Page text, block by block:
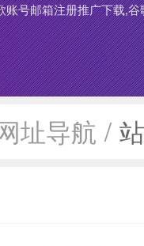
账号邮箱注册推广下载,
址导航 /